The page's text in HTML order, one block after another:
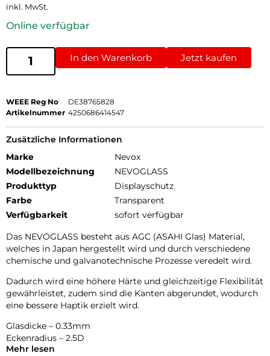
inkl. MwSt.
Online verfügbar
In den Warenkorb Jetzt kaufen
WEEE Reg No
DE38765828
Artikelnummer 4250686414547
Zusätzliche Informationen
Marke
Nevox
Modellbezeichnung
NEVOGLASS
Produkttyp
Displayschutz
Farbe
Transparent
Verfügbarkeit
sofort verfügbar
Das NEVOGLASS besteht aus AGC (ASAHI Glas) Material,
welches in Japan hergestellt wird und durch verschiedene
chemische und galvanotechnische Prozesse veredelt wird.
Dadurch wird eine höhere Härte und gleichzeitige Flexibilität
gewährleistet, zudem sind die Kanten abgerundet, wodurch
eine bessere Haptik erzielt wird.
Glasdicke – 0.33mm
Eckenradius – 2.5D
Material Art Crystal Klar
Mehr lesen